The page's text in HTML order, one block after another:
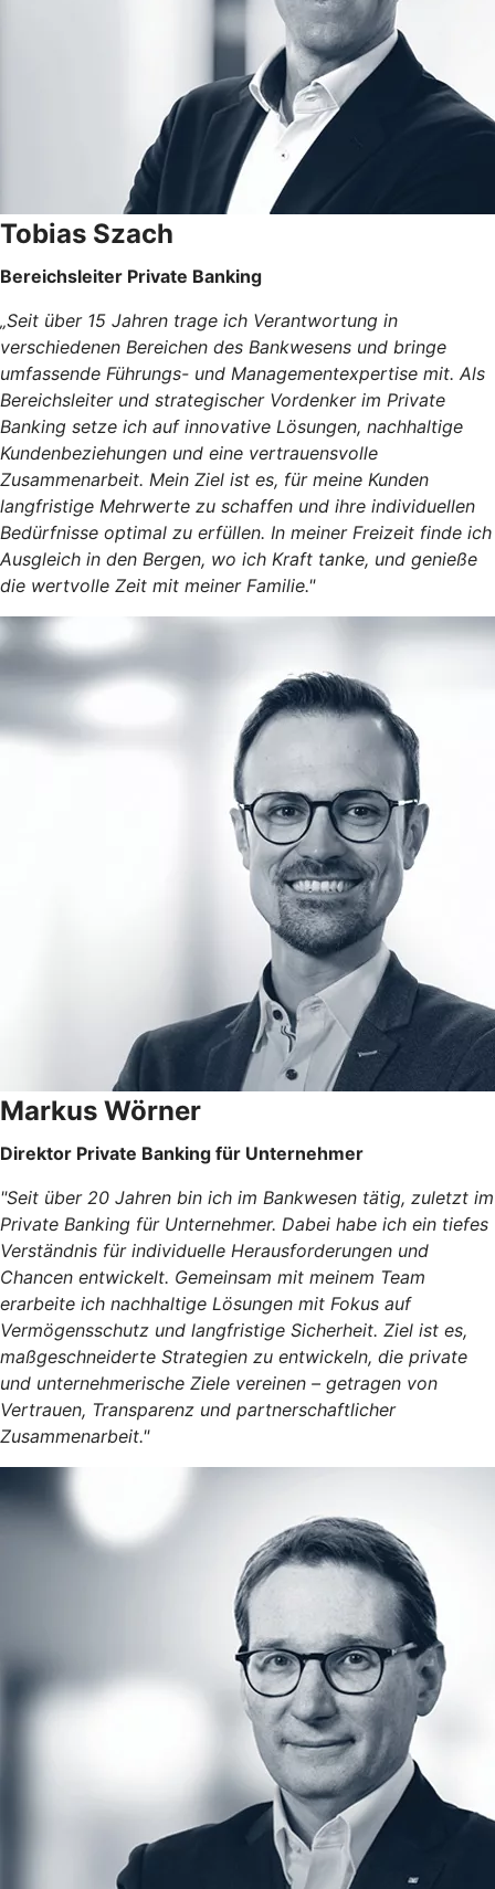
Tobias Szach
Bereichsleiter Private Banking
„Seit über 15 Jahren trage ich Verantwortung in
verschiedenen Bereichen des Bankwesens und bringe
umfassende Führungs- und Managementexpertise mit. Als
Bereichsleiter und strategischer Vordenker im Private
Banking setze ich auf innovative Lösungen, nachhaltige
Kundenbeziehungen und eine vertrauensvolle
Zusammenarbeit. Mein Ziel ist es, für meine Kunden
langfristige Mehrwerte zu schaffen und ihre individuellen
Bedürfnisse optimal zu erfüllen. In meiner Freizeit finde ich
Ausgleich in den Bergen, wo ich Kraft tanke, und genieße
die wertvolle Zeit mit meiner Familie."
Markus Wörner
Direktor Private Banking für Unternehmer
"Seit über 20 Jahren bin ich im Bankwesen tätig, zuletzt im
Private Banking für Unternehmer. Dabei habe ich ein tiefes
Verständnis für individuelle Herausforderungen und
Chancen entwickelt. Gemeinsam mit meinem Team
erarbeite ich nachhaltige Lösungen mit Fokus auf
Vermögensschutz und langfristige Sicherheit. Ziel ist es,
maßgeschneiderte Strategien zu entwickeln, die private
und unternehmerische Ziele vereinen – getragen von
Vertrauen, Transparenz und partnerschaftlicher
Zusammenarbeit."